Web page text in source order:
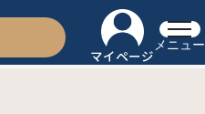
マイページ
メニュー